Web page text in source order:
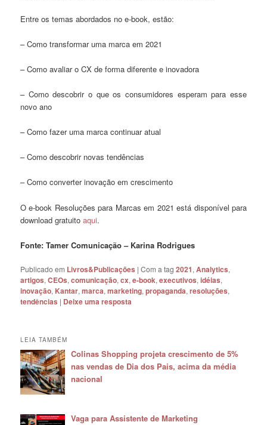
Entre os temas abordados no e-book, estão:
– Como transformar uma marca em 2021
– Como avaliar o CX de forma diferente e inovadora
– Como descobrir o que os consumidores esperam para esse
novo ano
– Como fazer uma marca continuar atual
– Como descobrir novas tendências
– Como converter inovação em crescimento
O e-book Resoluções para Marcas em 2021 está disponível para
download gratuitoaqui.
Fonte: Tamer Comunicação – Karina Rodrigues
Publicado em Livros&Publicações |Com a tag2021,Analytics,
artigos,CEOs,comunicação,cx,e-book,executivos,idéias,
inovação, Kantar,marca,marketing,propaganda,resoluções,
tendências | Deixe uma resposta
LEIA TAMBÉM
Colinas Shopping projeta crescimento de 5%
nas vendas de Dia dos Pais, acima da média
nacional
Vaga para Assistente de Marketing